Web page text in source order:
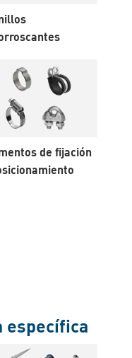
de fijación
específica